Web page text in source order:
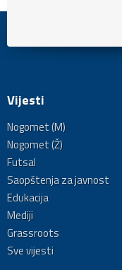
Vijesti
Nogomet (M)
Nogomet (Ž)
Futsal
Saopštenja za javnost
Edukacija
Mediji
Grassroots
Sve vijesti